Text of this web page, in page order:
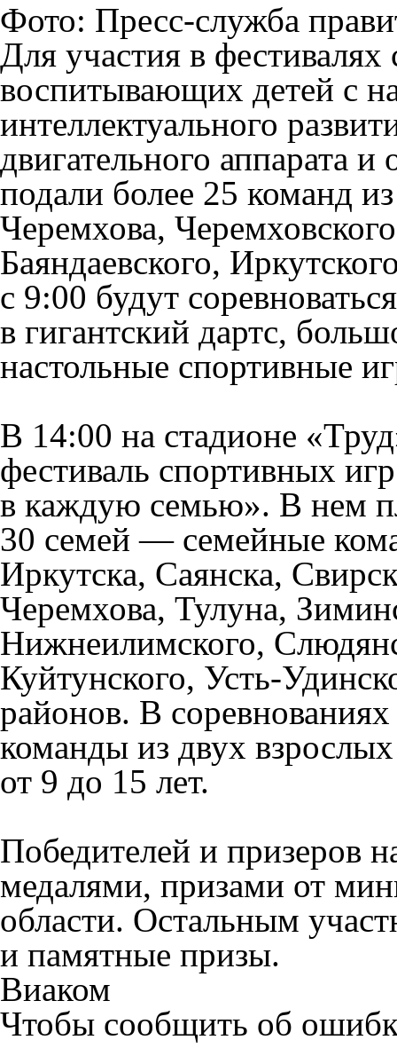
Фото: Пресс-служба
Для участия в
воспитывающих детей с
интеллектуального
двигательного аппарата
подали более 25 команд
Черемхова,
Баяндаевского,
с 9:00 будут
в гигантский дартс,
настольные спортивные
В 14:00 на стадионе
фестиваль спортивных
в каждую семью». В нем
30 семей — семейные
Иркутска, Саянска,
Черемхова, Тулуна,
Нижнеилимского,
Куйтунского, Усть-
районов. В
команды из двух
от 9 до 15 лет.
Победителей и призеров
медалями, призами от
области. Остальным
и памятные призы.
Виаком
Чтобы сообщить об